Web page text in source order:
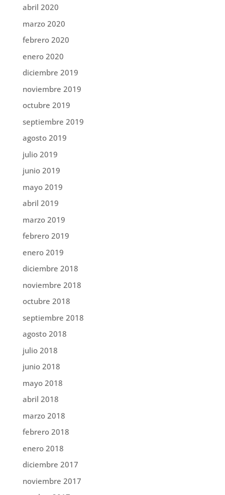
abril 2020
marzo 2020
febrero 2020
enero 2020
diciembre 2019
noviembre 2019
octubre 2019
septiembre 2019
agosto 2019
julio 2019
junio 2019
mayo 2019
abril 2019
marzo 2019
febrero 2019
enero 2019
diciembre 2018
noviembre 2018
octubre 2018
septiembre 2018
agosto 2018
julio 2018
junio 2018
mayo 2018
abril 2018
marzo 2018
febrero 2018
enero 2018
diciembre 2017
noviembre 2017